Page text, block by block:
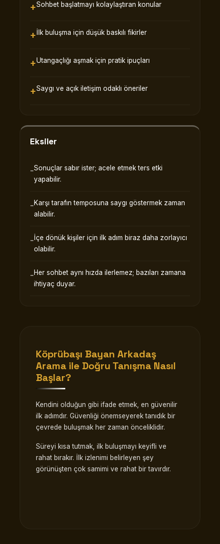
Sohbet başlatmayı kolaylaştıran konular
İlk buluşma için düşük baskılı fikirler
Utangaçlığı aşmak için pratik ipuçları
Saygı ve açık iletişim odaklı öneriler
Eksiler
Sonuçlar sabır ister; acele etmek ters etki
yapabilir.
Karşı tarafın temposuna saygı göstermek zaman
alabilir.
İçe dönük kişiler için ilk adım biraz daha zorlayıcı
olabilir.
Her sohbet aynı hızda ilerlemez; bazıları zamana
ihtiyaç duyar.
Köprübaşı Bayan Arkadaş
Arama ile Doğru Tanışma Nasıl
Başlar?
Kendini olduğun gibi ifade etmek, en güvenilir
ilk adımdır. Güvenliği önemseyerek tanıdık bir
çevrede buluşmak her zaman önceliklidir.
Süreyi kısa tutmak, ilk buluşmayı keyifli ve
rahat bırakır. İlk izlenimi belirleyen şey
görünüşten çok samimi ve rahat bir tavırdır.